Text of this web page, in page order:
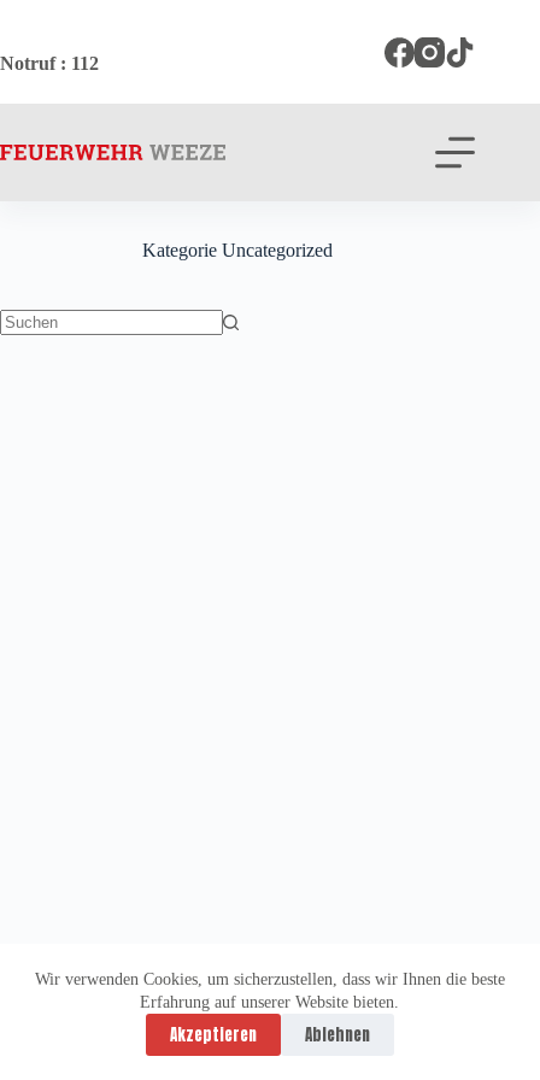
springen
Wir verwenden Cookies, um sicherzustellen, dass wir Ihnen die beste
Erfahrung auf unserer Website bieten.
Akzeptieren Ablehnen
Notruf: 112
Kategorie Uncategorized
Datenschutzerklärung
Impressum
Copyright © 2026 -
vitolution